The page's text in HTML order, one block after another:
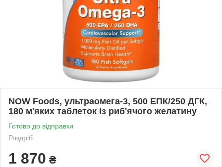
NOW Foods, ультраомега-3, 500 ЕПК/250 ДГК,
180 м'яких таблеток із риб'ячого желатину
Готово до відправки
Роздріб
1 870 ₴